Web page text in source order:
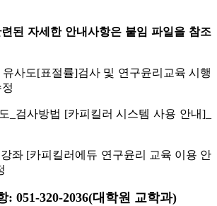
된 자세한 안내사항은 붙임 파일을 참조
사도[표절률]검사 및 연구윤리교육 시행
_검사방법 [카피킬러 시스템 사용 안내]_
좌 [카피킬러에듀 연구윤리 교육 이용 안
051-320-2036(대학원 교학과)